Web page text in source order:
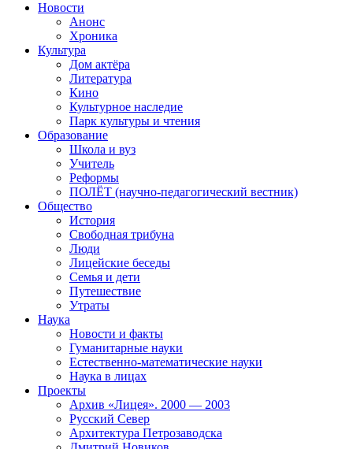
Новости
Анонс
Хроника
Культура
Дом актёра
Литература
Кино
Культурное наследие
Парк культуры и чтения
Образование
Школа и вуз
Учитель
Реформы
ПОЛЁТ (научно-педагогический вестник)
Общество
История
Свободная трибуна
Люди
Лицейские беседы
Семья и дети
Путешествие
Утраты
Наука
Новости и факты
Гуманитарные науки
Естественно-математические науки
Наука в лицах
Проекты
Архив «Лицея». 2000 — 2003
Русский Север
Архитектура Петрозаводска